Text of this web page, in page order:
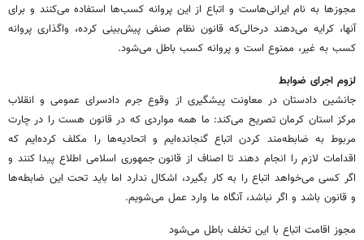
مجوزها به نام ایرانی‌هاست و اتباع از این پروانه کسب‌ها استفاده می‌کنند و برای
آنها، کرایه می‌دهند درحالی‌که قانون نظام صنفی پیش‌بینی کرده، واگذاری پروانه
کسب به غیر، ممنوع است و پروانه کسب باطل می‌شود.
لزوم اجرای ضوابط
جانشین دادستان در معاونت پیشگیری از وقوع جرم دادسرای عمومی و انقلاب
مرکز استان کرمان تصریح می‌کند: ما همه مواردی که در قانون هست را در چارت
مربوط به ضابطه‌مند کردن اتباع گنجانده‌ایم و اتحادیه‌ها را مکلف کرده‌ایم که
اقدامات لازم را انجام دهند تا اصناف از قانون جمهوری اسلامی اطلاع پیدا کنند و
اگر کسی می‌خواهد اتباع را به کار بگیرد، اشکال ندارد اما باید تحت این ضابطه‌ها
و قانون باشد و اگر نباشد، آنگاه ما وارد عمل می‌شویم.
مجوز اقامت اتباع با این تخلف باطل می‌شود